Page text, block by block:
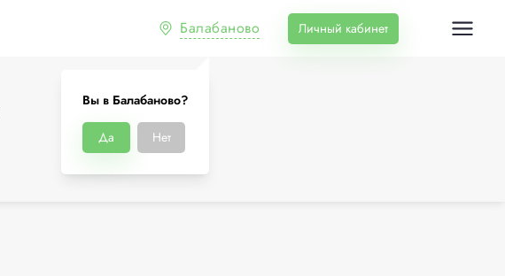
Балабаново
Вы в Балабаново?
Да Нет
Личный кабинет